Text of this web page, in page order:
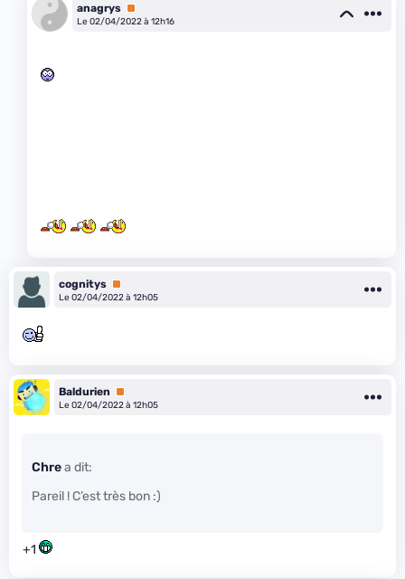
anagrys Premium
Le 02/04/2022 à 12h16
cognitys Premium
Le 02/04/2022 à 12h05
Baldurien
Premium
Le 02/04/2022 à 12h05
Chrea dit:
Pareil ! C’est très bon :)
+1